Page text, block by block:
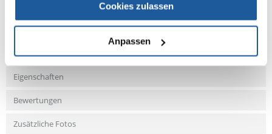
Cookies zulassen
Anpassen
Fragen und Antworten (FAQ)
Eigenschaften
Bewertungen
Zusätzliche Fotos